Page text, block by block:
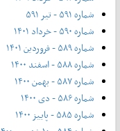
شماره ۵۹۱ - تیر ۵۹۱
شماره ۵۹۰ - خرداد ۱۴۰۱
شماره ۵۸۹ - فروردین ۱۴۰۱
شماره ۵۸۸ - اسفند ۱۴۰۰
شماره ۵۸۷ - بهمن ۱۴۰۰
شماره ۵۸۶ - دی ۱۴۰۰
شماره ۵۸۵ - پاییز ۱۴۰۰